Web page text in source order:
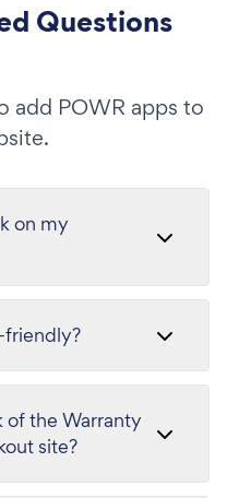
Questions
add POWR apps to
on my
friendly?
of the Warranty
site?